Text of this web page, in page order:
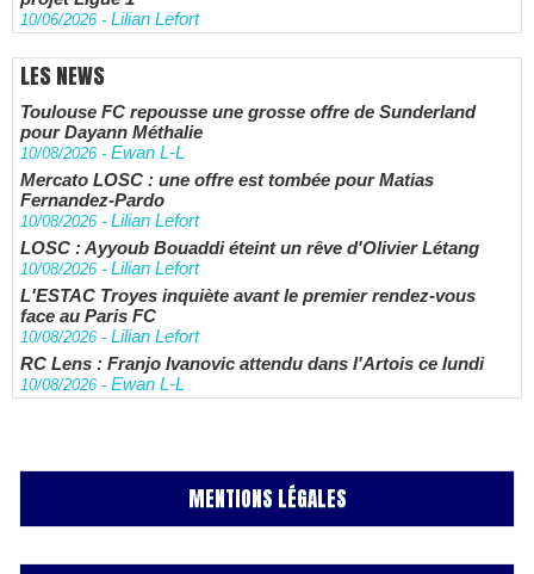
10/06/2026 - Lilian Lefort
LES NEWS
Toulouse FC repousse une grosse offre de Sunderland
pour Dayann Méthalie
10/08/2026 - Ewan L-L
Mercato LOSC : une offre est tombée pour Matias
Fernandez-Pardo
10/08/2026 - Lilian Lefort
LOSC : Ayyoub Bouaddi éteint un rêve d'Olivier Létang
10/08/2026 - Lilian Lefort
L'ESTAC Troyes inquiète avant le premier rendez-vous
face au Paris FC
10/08/2026 - Lilian Lefort
RC Lens : Franjo Ivanovic attendu dans l'Artois ce lundi
10/08/2026 - Ewan L-L
MENTIONS LÉGALES